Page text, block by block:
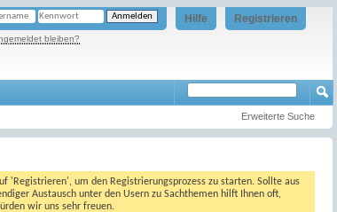
Registrieren
Hilfe
bleiben?
Erweiterte Suche
'Registrieren', um den Registrierungsprozess zu starten. Sollte aus
Austausch unter den Usern zu Sachthemen hilft Ihnen oft,
wir uns sehr freuen.